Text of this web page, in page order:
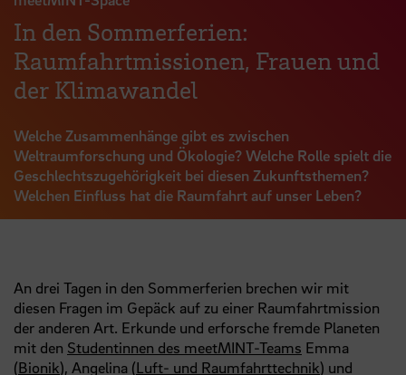
In den Sommerferien:
Raumfahrtmissionen, Frauen und
der Klimawandel
Welche Zusammenhänge gibt es zwischen
Weltraumforschung und Ökologie? Welche Rolle spielt die
Geschlechtszugehörigkeit bei diesen Zukunftsthemen?
Welchen Einfluss hat die Raumfahrt auf unser Leben?
An drei Tagen in den Sommerferien brechen wir mit
diesen Fragen im Gepäck auf zu einer Raumfahrtmission
der anderen Art. Erkunde und erforsche fremde Planeten
mit den Studentinnen des meetMINT-Teams Emma
(Bionik), Angelina (Luft- und Raumfahrttechnik) und